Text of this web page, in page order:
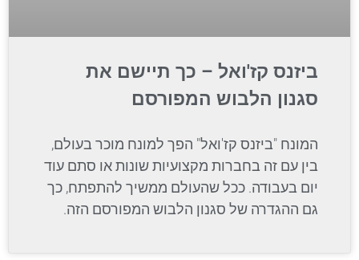
ביזנס קז'ואל – כך תיישם את
סגנון הלבוש המפורסם
המונח "ביזנס קז'ואל" הפך למונח מוכר בעולם,
בין עם זה בחברות מקצועיות שונות או סתם עוד
יום בעבודה. ככל שהעולם ממשיך להתפתח, כך
גם ההגדרה של סגנון הלבוש המפורסם הזה.